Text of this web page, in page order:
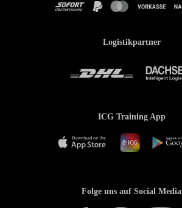
Logistikpartner
ICG Training App
Folge uns auf Social Media